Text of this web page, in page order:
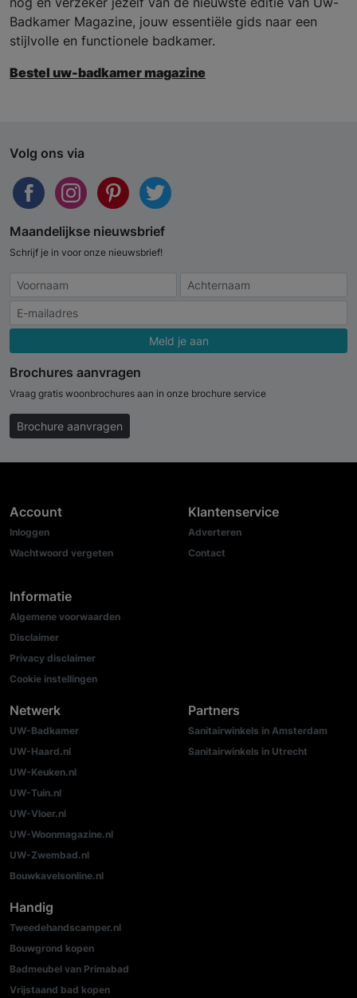
Badkamer Magazine, jouw essentiële gids naar een
stijlvolle en functionele badkamer.
Bestel uw-badkamer magazine
Volg ons via
Maandelijkse nieuwsbrief
Schrijf je in voor onze nieuwsbrief!
Meld je aan
Brochures aanvragen
Vraag gratis woonbrochures aan in onze brochure service
Brochure aanvragen
Account
Inloggen
Wachtwoord vergeten
Informatie
Algemene voorwaarden
Disclaimer
Privacy disclaimer
Cookie instellingen
Klantenservice
Adverteren
Contact
Netwerk
UW-Badkamer
UW-Haard.nl
UW-Keuken.nl
UW-Tuin.nl
UW-Vloer.nl
UW-Woonmagazine.nl
UW-Zwembad.nl
Bouwkavelsonline.nl
Partners
Sanitairwinkels in Amsterdam
Sanitairwinkels in Utrecht
Handig
Tweedehandscamper.nl
Bouwgrond kopen
Badmeubel van Primabad
Vrijstaand bad kopen